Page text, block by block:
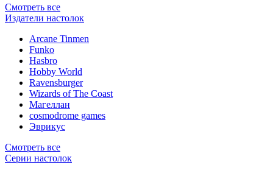
Смотреть все
Издатели настолок
Arcane Tinmen
Funko
Hasbro
Hobby World
Ravensburger
Wizards of The Coast
Магеллан
сosmodrome games
Эврикус
Смотреть все
Серии настолок